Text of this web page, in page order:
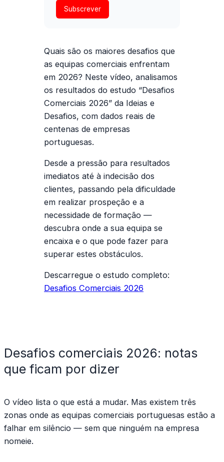
Subscrever
Quais são os maiores desafios que
as equipas comerciais enfrentam
em 2026? Neste vídeo, analisamos
os resultados do estudo “Desafios
Comerciais 2026” da Ideias e
Desafios, com dados reais de
centenas de empresas
portuguesas.
Desde a pressão para resultados
imediatos até à indecisão dos
clientes, passando pela dificuldade
em realizar prospeção e a
necessidade de formação —
descubra onde a sua equipa se
encaixa e o que pode fazer para
superar estes obstáculos.
Descarregue o estudo completo:
Desafios Comerciais 2026
Desafios comerciais 2026: notas
que ficam por dizer
O vídeo lista o que está a mudar. Mas existem três
zonas onde as equipas comerciais portuguesas estão a
falhar em silêncio — sem que ninguém na empresa
nomeie.